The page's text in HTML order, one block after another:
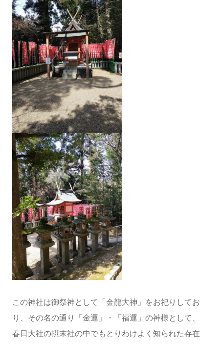
この神社は御祭神として「金龍大神」をお祀りしてお
り、その名の通り「金運」・「福運」の神様として、
春日大社の摂末社の中でもとりわけよく知られた存在